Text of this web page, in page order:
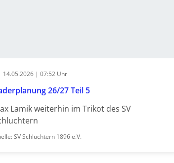
14.05.2026 | 07:52 Uhr
26/27 Teil 5
Lamik weiterhin im Trikot des SV
SV Schluchtern 1896 e.V.